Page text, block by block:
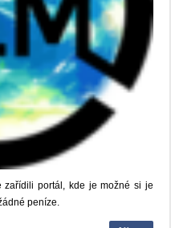
zařídili portál, kde je možné si je
peníze.